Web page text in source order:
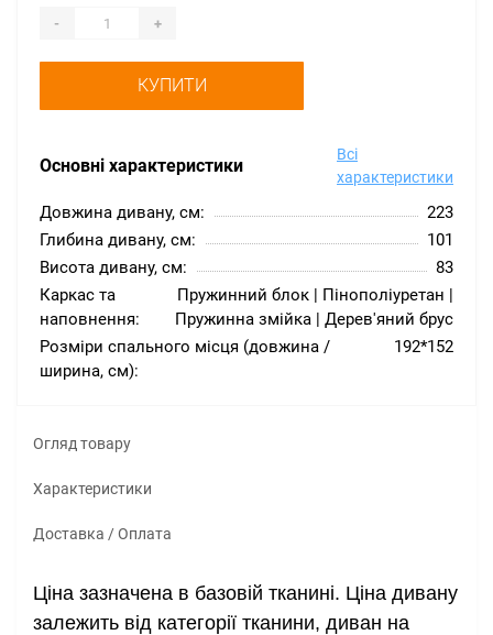
Основні характеристики
Всі
характеристики
Довжина дивану, см:
223
Глибина дивану, см:
101
Висота дивану, см:
83
Каркас та
наповнення:
Пружинний блок | Пінополіуретан |
Пружинна змійка | Дерев'яний брус
Розміри спального місця (довжина /
ширина, см):
192*152
- +
КУПИТИ
Огляд товару
Характеристики
Доставка / Оплата
Ціна зазначена в базовій тканині. Ціна дивану
залежить від категорії тканини, диван на